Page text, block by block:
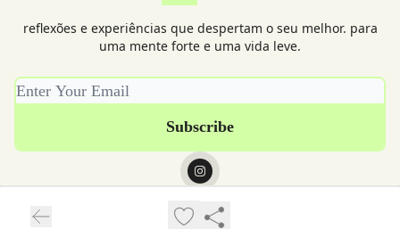
reflexões e experiências que despertam o seu melhor. para
uma mente forte e uma vida leve.
Privacy policy
Terms of use